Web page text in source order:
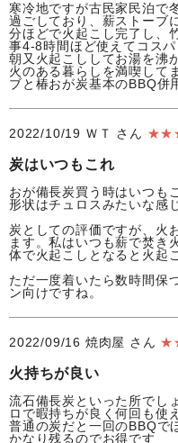
寒冷地ですが古民家民泊で
過ごしており、薪ストーブ
分ほどで火起こし完了し、
事4-8時間ほど使えてコス
朝又火起こししてお湯を沸
火のある暮らしを満喫して
ブと椿おが炭基本のBBQ併
2022/10/19 ＷＴ さん
炭はいつもこれ
おが備長炭買う時はいつも
形状はチュロスみたいな感
炭としての評価ですが、火
ます。私はいつも薪で焚き
体で火起こしとなると火起
ただ一度着いたら数時間保
ン向けですね。
2022/09/16 焼肉屋 さん
火持ちが良い
流石備長炭といった所でし
ロで暇持ちが良く何回も使
普通の炭だと一回のBBQで
かなり残るのでお得です